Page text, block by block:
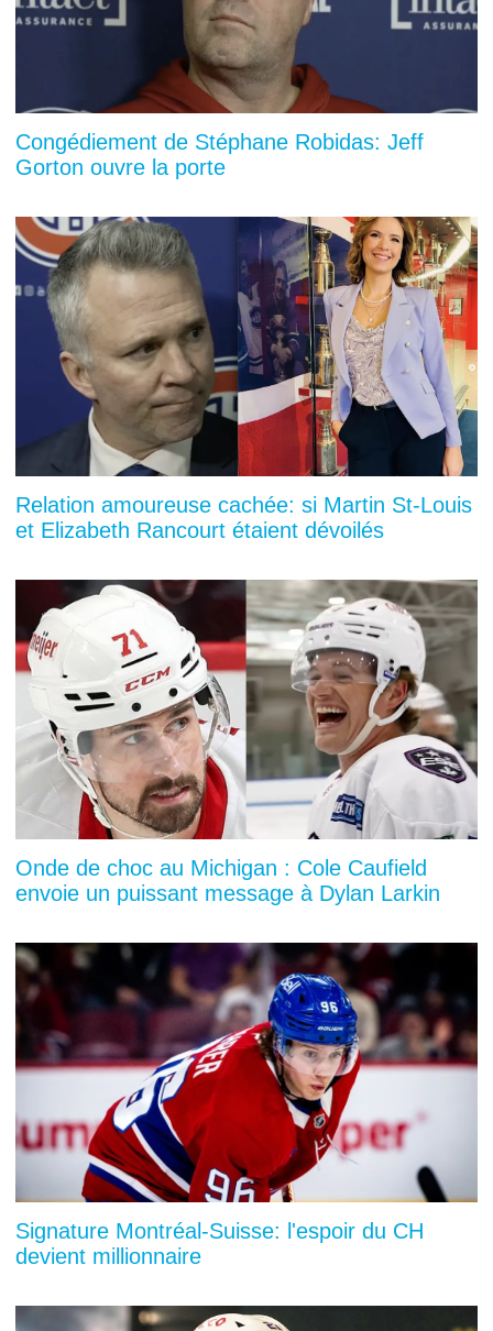
Congédiement de Stéphane Robidas: Jeff
Gorton ouvre la porte
Relation amoureuse cachée: si Martin St-Louis
et Elizabeth Rancourt étaient dévoilés
Onde de choc au Michigan : Cole Caufield
envoie un puissant message à Dylan Larkin
Signature Montréal-Suisse: l'espoir du CH
devient millionnaire